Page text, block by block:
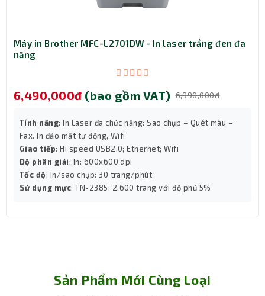
đi kèm remote vô tuyến có phạm vi hoạt động
An toàn và chống cháy
khả năng chống cháy tốt, đảm bảo an toàn cho người sử
dụng.
ELV360 (144x108)
Nâng tầm trải nghiệm xem phim, ảnh, video
với hình ảnh sắc nét, sống động.
Tăng hiệu quả thuyết trình, hội họp với khả
năng hiển thị rõ ràng, dễ nắm bắt thông tin.
Tạo không gian giải trí chuyên nghiệp, đẳng
Kết luận
Máy in Brother MFC-L2701DW - In laser trắng đen đa
năng
6,490,000đ (bao gồm VAT) 6,990,000đ
Tính năng: In Laser đa chức năng: Sao chụp – Quét màu –
Fax. In đảo mặt tự động, Wifi
Giao tiếp: Hi speed USB2.0; Ethernet; Wifi
Độ phân giải: In: 600x600 dpi
Tốc độ: In/sao chụp: 30 trang/phút
Sử dụng mực: TN-2385: 2.600 trang với độ phủ 5%
Sản Phẩm Mới Cùng Loại